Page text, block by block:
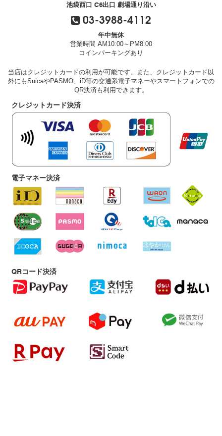
池袋西口 C6出口 劇場通り沿い
03-3988-4112
年中無休
営業時間 AM10:00～PM8:00
コインパーキングあり
当店はクレジットカードの利用が可能です。また、クレジットカード以
外にもSuicaやPASMO、iD等の交通系電子マネーやスマートフォンでの
QR決済も利用できます。
クレジットカード決済
電子マネー決済
QRコード決済